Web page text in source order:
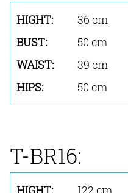
36 cm
50 cm
39 cm
50 cm
T-BR16: